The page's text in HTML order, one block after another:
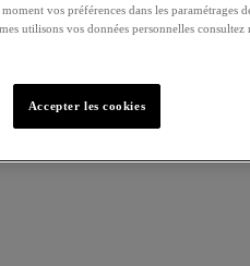
l'on désire. Cependant,
du moins, de procéder à la
spécial barbe, c'est-à-dire
vos préférences dans les paramétrages
utilisons vos données personnelles consultez
Accepter les cookies